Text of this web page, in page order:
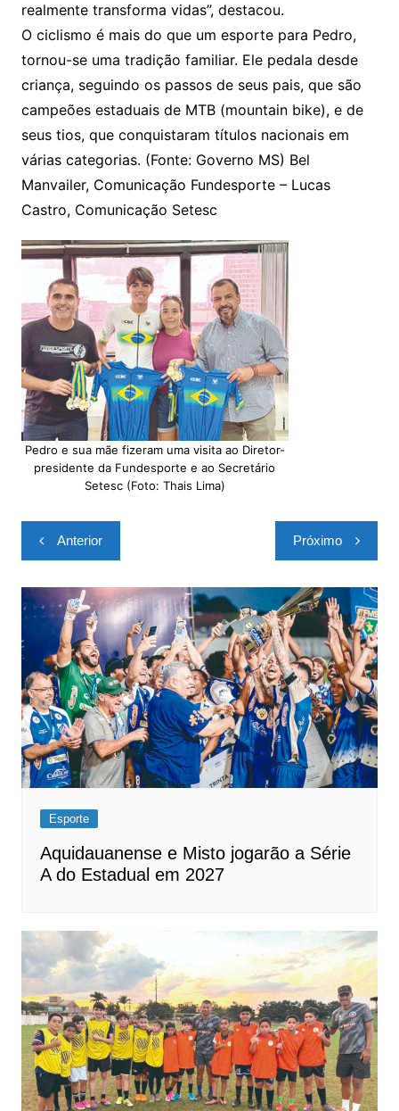
realmente transforma vidas”, destacou.
O ciclismo é mais do que um esporte para Pedro,
tornou-se uma tradição familiar. Ele pedala desde
criança, seguindo os passos de seus pais, que são
campeões estaduais de MTB (mountain bike), e de
seus tios, que conquistaram títulos nacionais em
várias categorias. (Fonte: Governo MS) Bel
Manvailer, Comunicação Fundesporte – Lucas
Castro, Comunicação Setesc
Pedro e sua mãe fizeram uma visita ao Diretor-
presidente da Fundesporte e ao Secretário
Setesc (Foto: Thais Lima)
Navegação
de
Post
Anterior Próximo
Esporte
Aquidauanense e Misto jogarão a Série
A do Estadual em 2027